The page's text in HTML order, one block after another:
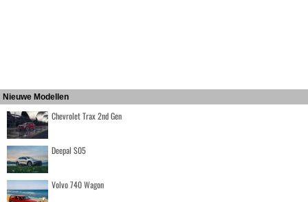
Nieuwe Modellen
Chevrolet Trax 2nd Gen
Deepal S05
Volvo 740 Wagon